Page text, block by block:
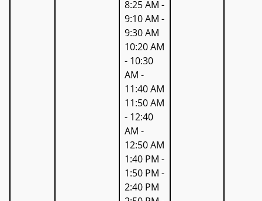
8:25 AM -
9:10 AM -
9:30 AM
10:20 AM
- 10:30
AM -
11:40 AM
11:50 AM
- 12:40
AM -
12:50 AM
1:40 PM -
1:50 PM -
2:40 PM